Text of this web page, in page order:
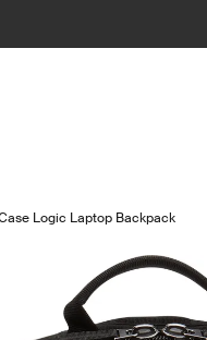
Logic Laptop Backpack